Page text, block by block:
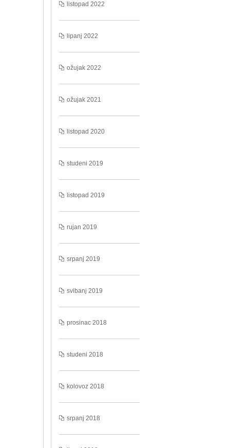
listopad 2022
lipanj 2022
ožujak 2022
ožujak 2021
listopad 2020
studeni 2019
listopad 2019
rujan 2019
srpanj 2019
svibanj 2019
prosinac 2018
studeni 2018
kolovoz 2018
srpanj 2018